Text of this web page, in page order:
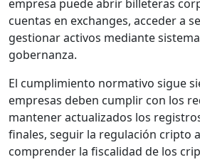
empresa puede abrir billeteras
cuentas en exchanges, acceder a
gestionar activos mediante
gobernanza.
El cumplimiento normativo sigue
empresas deben cumplir con los
mantener actualizados los
finales, seguir la regulación cripto
comprender la fiscalidad de los